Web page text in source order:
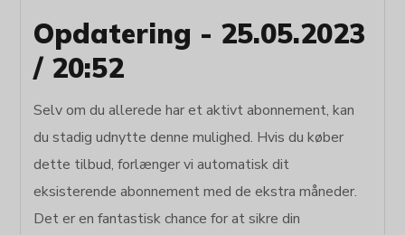
Opdatering - 25.05.2023
/ 20:52
Selv om du allerede har et aktivt abonnement, kan
du stadig udnytte denne mulighed. Hvis du køber
dette tilbud, forlænger vi automatisk dit
eksisterende abonnement med de ekstra måneder.
Det er en fantastisk chance for at sikre din